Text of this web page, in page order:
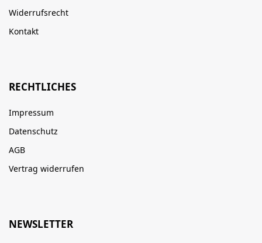
Widerrufsrecht
Kontakt
RECHTLICHES
Impressum
Datenschutz
AGB
Vertrag widerrufen
NEWSLETTER